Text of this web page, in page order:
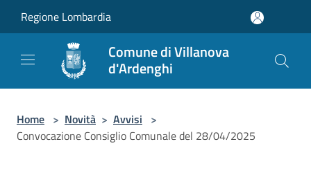
Regione Lombardia
Comune di Villanova
d'Ardenghi
Home > Novità > Avvisi >
Convocazione Consiglio Comunale del 28/04/2025